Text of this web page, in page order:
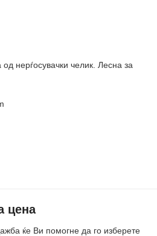
нерѓосувачки челик. Лесна за
цена
ќе Ви помогне да го изберете